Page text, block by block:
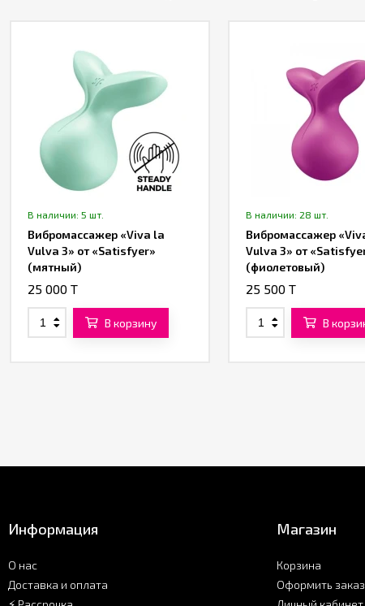
В наличии: 5 шт.
Вибромассажер «Viva la
Vulva 3» от «Satisfyer»
(мятный)
25 000 T
В корзину
В наличии: 28 шт.
Вибромассажер
Vulva 3» от
(фиолетовый)
25 500 T
В
Информация
О нас
Доставка и оплата
Магазин
Корзина
Оформить заказ